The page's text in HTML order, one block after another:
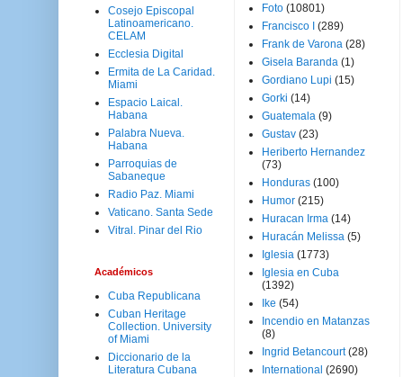
Cosejo Episcopal
Latinoamericano.
CELAM
Ecclesia Digital
Ermita de La Caridad.
Miami
Espacio Laical.
Habana
Palabra Nueva.
Habana
Parroquias de
Sabaneque
Radio Paz. Miami
Vaticano. Santa Sede
Vitral. Pinar del Rio
Académicos
Cuba Republicana
Cuban Heritage
Collection. University
of Miami
Diccionario de la
Literatura Cubana
Foto (10801)
Francisco I
(289)
Frank de Varona (28)
Gisela Baranda (1)
Gordiano Lupi (15)
Gorki (14)
Guatemala (9)
Gustav (23)
Heriberto Hernandez
(73)
Honduras (100)
Humor (215)
Huracan Irma (14)
Huracán Melissa (5)
Iglesia (1773)
Iglesia en Cuba
(1392)
Ike (54)
Incendio en Matanzas
(8)
Ingrid Betancourt (28)
International (2690)